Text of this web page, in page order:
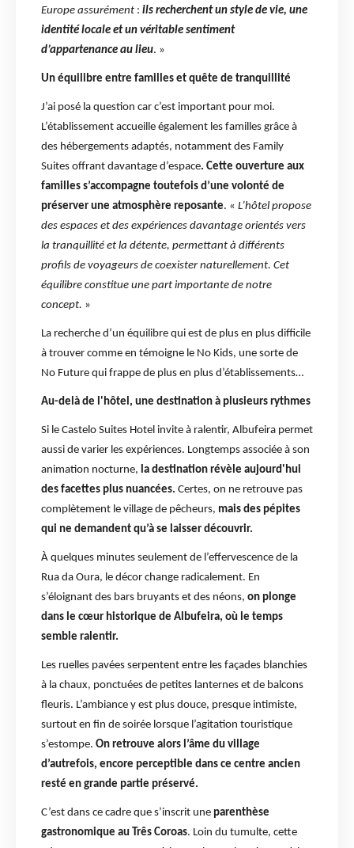
Europe assurément : ils recherchent un style de vie, une
identité locale et un véritable sentiment
d’appartenance au lieu. »
Un équilibre entre familles et quête de tranquillité
J’ai posé la question car c’est important pour moi.
L’établissement accueille également les familles grâce à
des hébergements adaptés, notamment des Family
Suites offrant davantage d’espace. Cette ouverture aux
familles s’accompagne toutefois d’une volonté de
préserver une atmosphère reposante. « L’hôtel propose
des espaces et des expériences davantage orientés vers
la tranquillité et la détente, permettant à différents
profils de voyageurs de coexister naturellement. Cet
équilibre constitue une part importante de notre
concept. »
La recherche d’un équilibre qui est de plus en plus difficile
à trouver comme en témoigne le No Kids, une sorte de
No Future qui frappe de plus en plus d’établissements…
Au-delà de l'hôtel, une destination à plusieurs rythmes
Si le Castelo Suites Hotel invite à ralentir, Albufeira permet
aussi de varier les expériences. Longtemps associée à son
animation nocturne, la destination révèle aujourd'hui
des facettes plus nuancées. Certes, on ne retrouve pas
complètement le village de pêcheurs, mais des pépites
qui ne demandent qu’à se laisser découvrir.
À quelques minutes seulement de l’effervescence de la
Rua da Oura, le décor change radicalement. En
s’éloignant des bars bruyants et des néons, on plonge
dans le cœur historique de Albufeira, où le temps
semble ralentir.
Les ruelles pavées serpentent entre les façades blanchies
à la chaux, ponctuées de petites lanternes et de balcons
fleuris. L’ambiance y est plus douce, presque intimiste,
surtout en fin de soirée lorsque l’agitation touristique
s’estompe. On retrouve alors l’âme du village
d’autrefois, encore perceptible dans ce centre ancien
resté en grande partie préservé.
C’est dans ce cadre que s’inscrit une parenthèse
gastronomique au Três Coroas. Loin du tumulte, cette